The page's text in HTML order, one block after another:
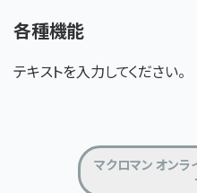
各種機能
テキストを入力してください。
マクロマン オンラ